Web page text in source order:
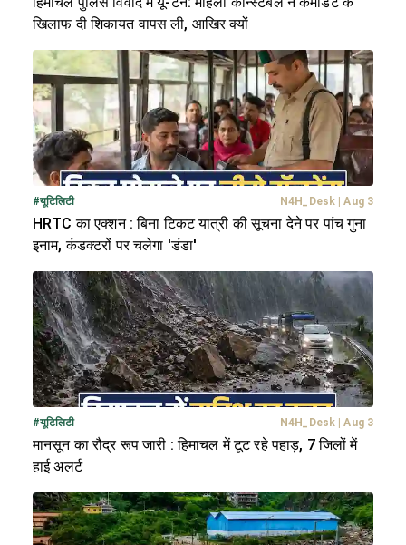
खिलाफ दी शिकायत वापस ली, आखिर क्यों
#यूटिलिटी N4H_Desk Aug 3
HRTC का एक्शन : बिना टिकट यात्री की सूचना देने पर पांच गुना
इनाम, कंडक्टरों पर चलेगा 'डंडा'
#यूटिलिटी N4H_Desk Aug 3
मानसून का रौद्र रूप जारी : हिमाचल में टूट रहे पहाड़, 7 जिलों में
हाई अलर्ट